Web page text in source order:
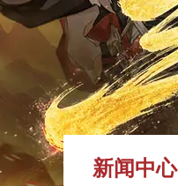
新闻中心